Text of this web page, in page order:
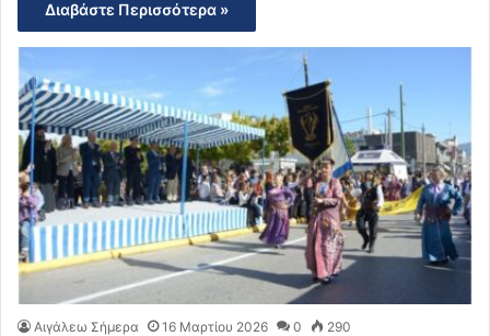
Διαβάστε Περισσότερα »
Αιγάλεω Σήμερα 16 Μαρτίου 2026 0 290